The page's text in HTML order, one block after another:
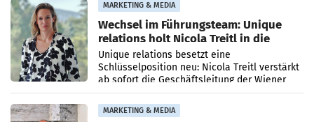
MARKETING & MEDIA
Wechsel im Führungsteam: Unique
relations holt Nicola Treitl in die
Geschäftsleitung
Unique relations besetzt eine
Schlüsselposition neu: Nicola Treitl verstärkt
ab sofort die Geschäftsleitung der Wiener
PR-Agentur an der Seite von Josef Kalina und
Anna Kalina-Mahr.
MARKETING & MEDIA